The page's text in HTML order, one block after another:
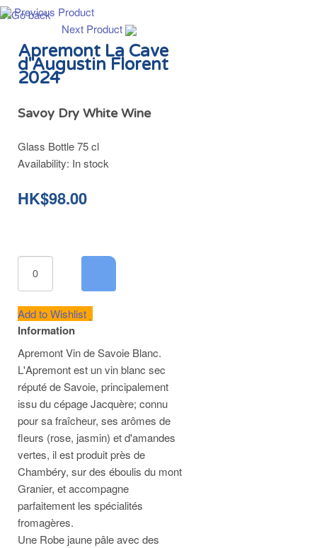
Previous Product
Next Product
Apremont La Cave
d'Augustin Florent
2024
Savoy Dry White Wine
Glass Bottle 75 cl
Availability: In stock
HK$98.00
Add to Wishlist
Information
Apremont Vin de Savoie Blanc.
L'Apremont est un vin blanc sec
réputé de Savoie, principalement
issu du cépage Jacquère; connu
pour sa fraîcheur, ses arômes de
fleurs (rose, jasmin) et d'amandes
vertes, il est produit près de
Chambéry, sur des éboulis du mont
Granier, et accompagne
parfaitement les spécialités
fromagères.
Une Robe jaune pâle avec des